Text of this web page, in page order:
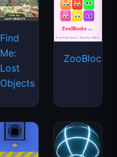
Find
Me:
Lost
Objects
ZooBlocks